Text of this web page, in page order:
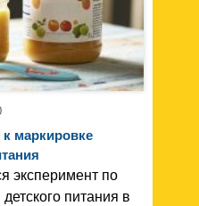
маркировке
эксперимент по
питания в